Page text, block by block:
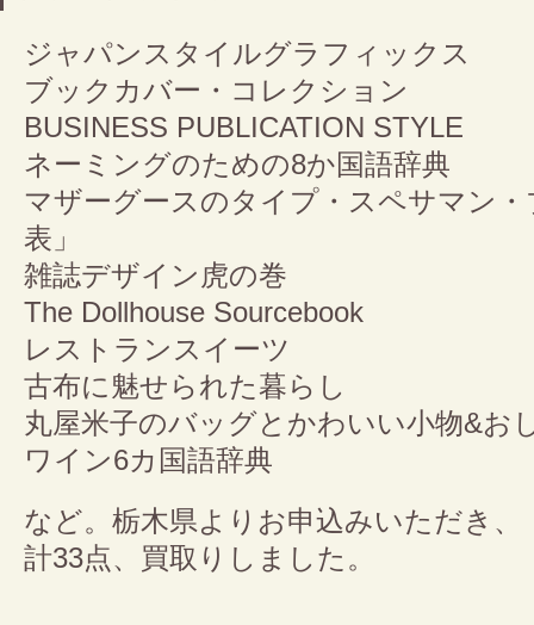
ジャパンスタイルグラフィックス
ブックカバー・コレクション
BUSINESS PUBLICATION STYLE
ネーミングのための8か国語辞典
マザーグースのタイプ・スペサマン
表」
雑誌デザイン虎の巻
The Dollhouse Sourcebook
レストランスイーツ
古布に魅せられた暮らし
丸屋米子のバッグとかわいい小物&お
ワイン6カ国語辞典
など。栃木県よりお申込みいただき、
計33点、買取りしました。